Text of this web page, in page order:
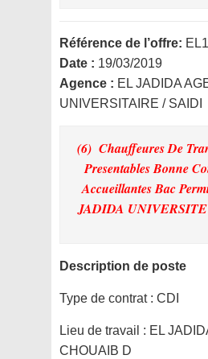
Référence de l’offre:
Date : 19/03/2019
Agence : EL JADIDA
UNIVERSITAIRE / SAIDI
(6) Chauffeures De
Presentables Bonne
Accueillantes Bac
JADIDA
Description de poste
Type de contrat : CDI
Lieu de travail : EL
CHOUAIB D